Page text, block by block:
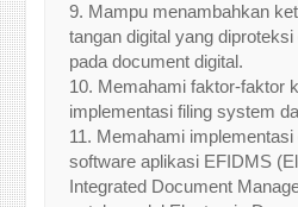
9. Mampu menambahkan
tangan digital yang
pada document digital.
10. Memahami faktor-faktor
implementasi filing system
11. Memahami
software aplikasi EFIDMS
Integrated Document